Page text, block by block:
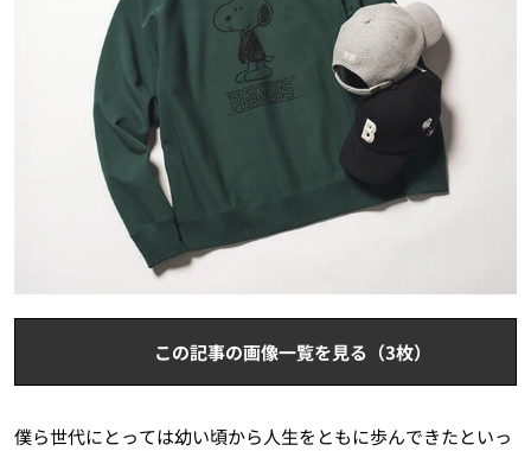
この記事の画像一覧を見る（3枚）
僕ら世代にとっては幼い頃から人生をともに歩んできたといっ